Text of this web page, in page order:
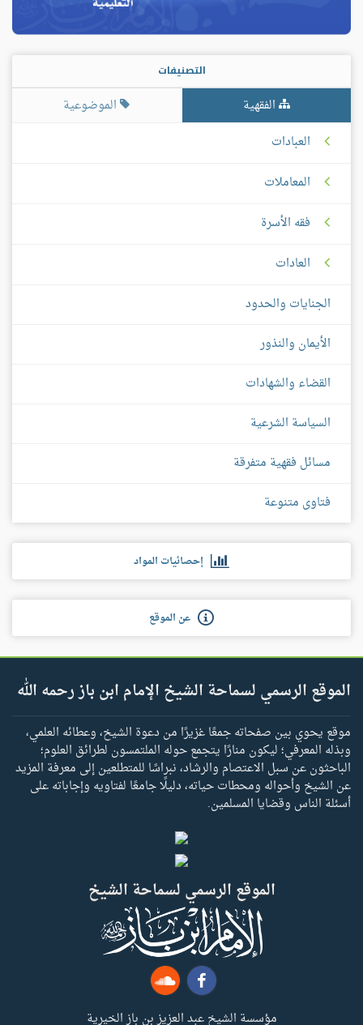
التصنيفات
الفقهية
الموضوعية
العبادات
المعاملات
فقه الأسرة
العادات
الجنايات والحدود
الأيمان والنذور
القضاء والشهادات
السياسة الشرعية
مسائل فقهية متفرقة
فتاوى متنوعة
إحصائيات المواد
عن الموقع
الموقع الرسمي لسماحة الشيخ الإمام ابن باز رحمه الله
موقع يحوي بين صفحاته جمعًا غزيرًا من دعوة الشيخ، وعطائه العلمي،
وبذله المعرفي؛ ليكون منارًا يتجمع حوله الملتمسون لطرائق العلوم؛
الباحثون عن سبل الاعتصام والرشاد، نبراسًا للمتطلعين إلى معرفة المزيد
عن الشيخ وأحواله ومحطات حياته، دليلًا جامعًا لفتاويه وإجاباته على
أسئلة الناس وقضايا المسلمين.
الموقع الرسمي لسماحة الشيخ
مؤسسة الشيخ عبد العزيز بن باز الخيرية